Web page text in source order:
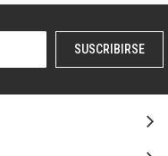
SUSCRIBIRSE